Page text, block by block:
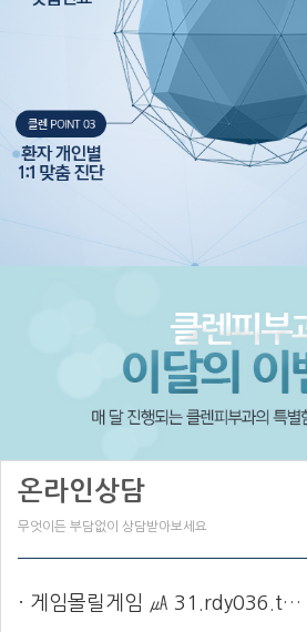
온라인상담
무엇이든 부담없이 상담받아보세요
게임몰릴게임 ㎂ 31.rdy036.t…